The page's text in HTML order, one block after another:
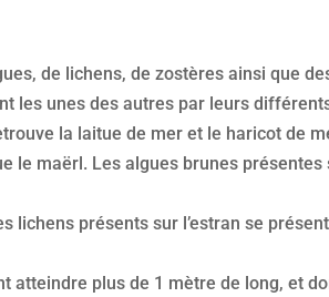
de lichens, de zostères ainsi que
les unes des autres par leurs
la laitue de mer et le haricot de
maërl. Les algues brunes présentes
lichens présents sur l’estran se
atteindre plus de 1 mètre de long, et